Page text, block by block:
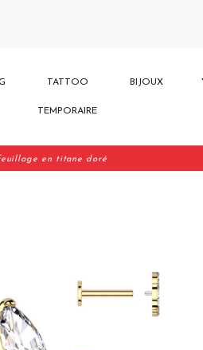
TATTOO
TEMPORAIRE
BIJOUX
en titane doré